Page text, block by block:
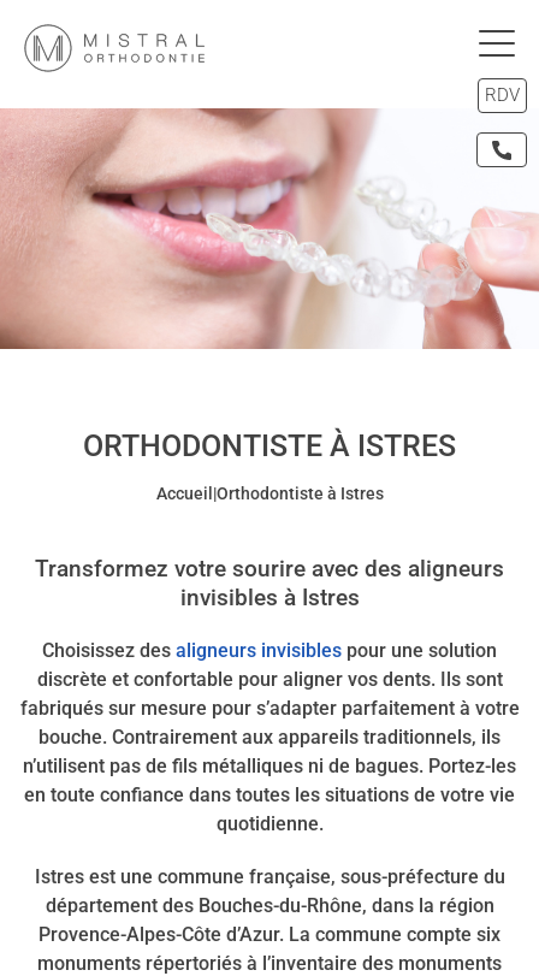
RDV
ORTHODONTISTE À ISTRES
Accueil |Orthodontiste à Istres
Transformez votre sourire avec des aligneurs
invisibles à Istres
Choisissez des aligneurs invisibles pour une solution
discrète et confortable pour aligner vos dents. Ils sont
fabriqués sur mesure pour s’adapter parfaitement à votre
bouche. Contrairement aux appareils traditionnels, ils
n’utilisent pas de fils métalliques ni de bagues. Portez-les
en toute confiance dans toutes les situations de votre vie
quotidienne.
Istres est une commune française, sous-préfecture du
département des Bouches-du-Rhône, dans la région
Provence-Alpes-Côte d’Azur. La commune compte six
monuments répertoriés à l’inventaire des monuments